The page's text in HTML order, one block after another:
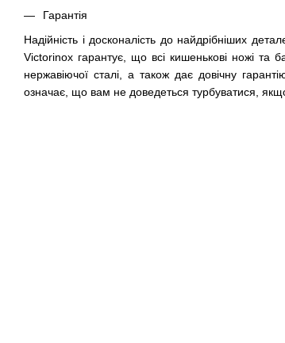
Гарантія
Надійність і досконалість до найдрібніших
Victorinox гарантує, що всі кишенькові ножі та
нержавіючої сталі, а також дає довічну
означає, що вам не доведеться турбуватися,